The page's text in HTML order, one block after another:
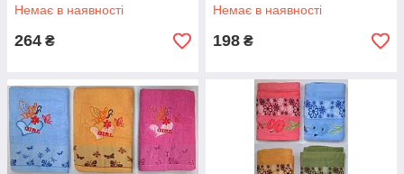
Немає в наявності
264 ₴
Немає в наявності
198 ₴